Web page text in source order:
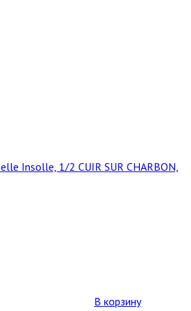
Insolle, 1/2 CUIR SUR CHARBON,
В корзину